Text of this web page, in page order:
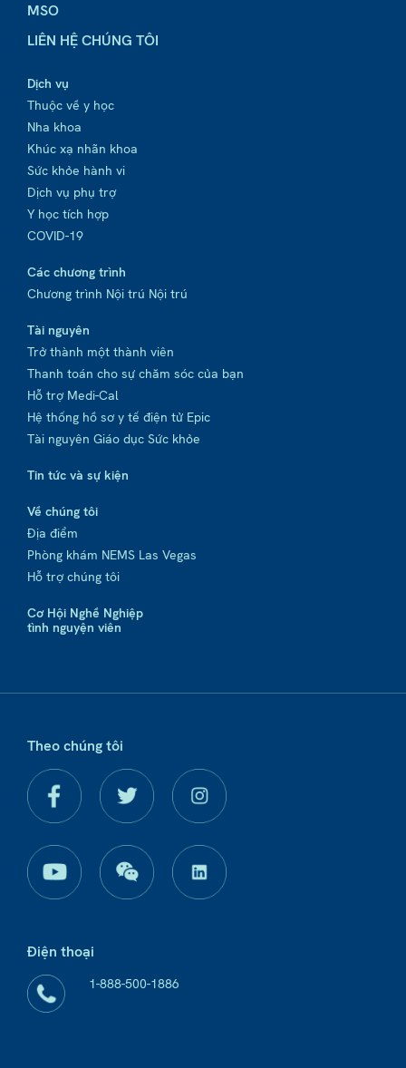
MSO
LIÊN HỆ CHÚNG TÔI
Dịch vụ
Thuộc về y học
Nha khoa
Khúc xạ nhãn khoa
Sức khỏe hành vi
Dịch vụ phụ trợ
Y học tích hợp
COVID-19
Các chương trình
Chương trình Nội trú Nội trú
Tài nguyên
Trở thành một thành viên
Thanh toán cho sự chăm sóc của bạn
Hỗ trợ Medi-Cal
Hệ thống hồ sơ y tế điện tử Epic
Tài nguyên Giáo dục Sức khỏe
Tin tức và sự kiện
Về chúng tôi
Địa điểm
Phòng khám NEMS Las Vegas
Hỗ trợ chúng tôi
Cơ Hội Nghề Nghiệp
tình nguyện viên
Theo chúng tôi
Điện thoại
1-888-500-1886